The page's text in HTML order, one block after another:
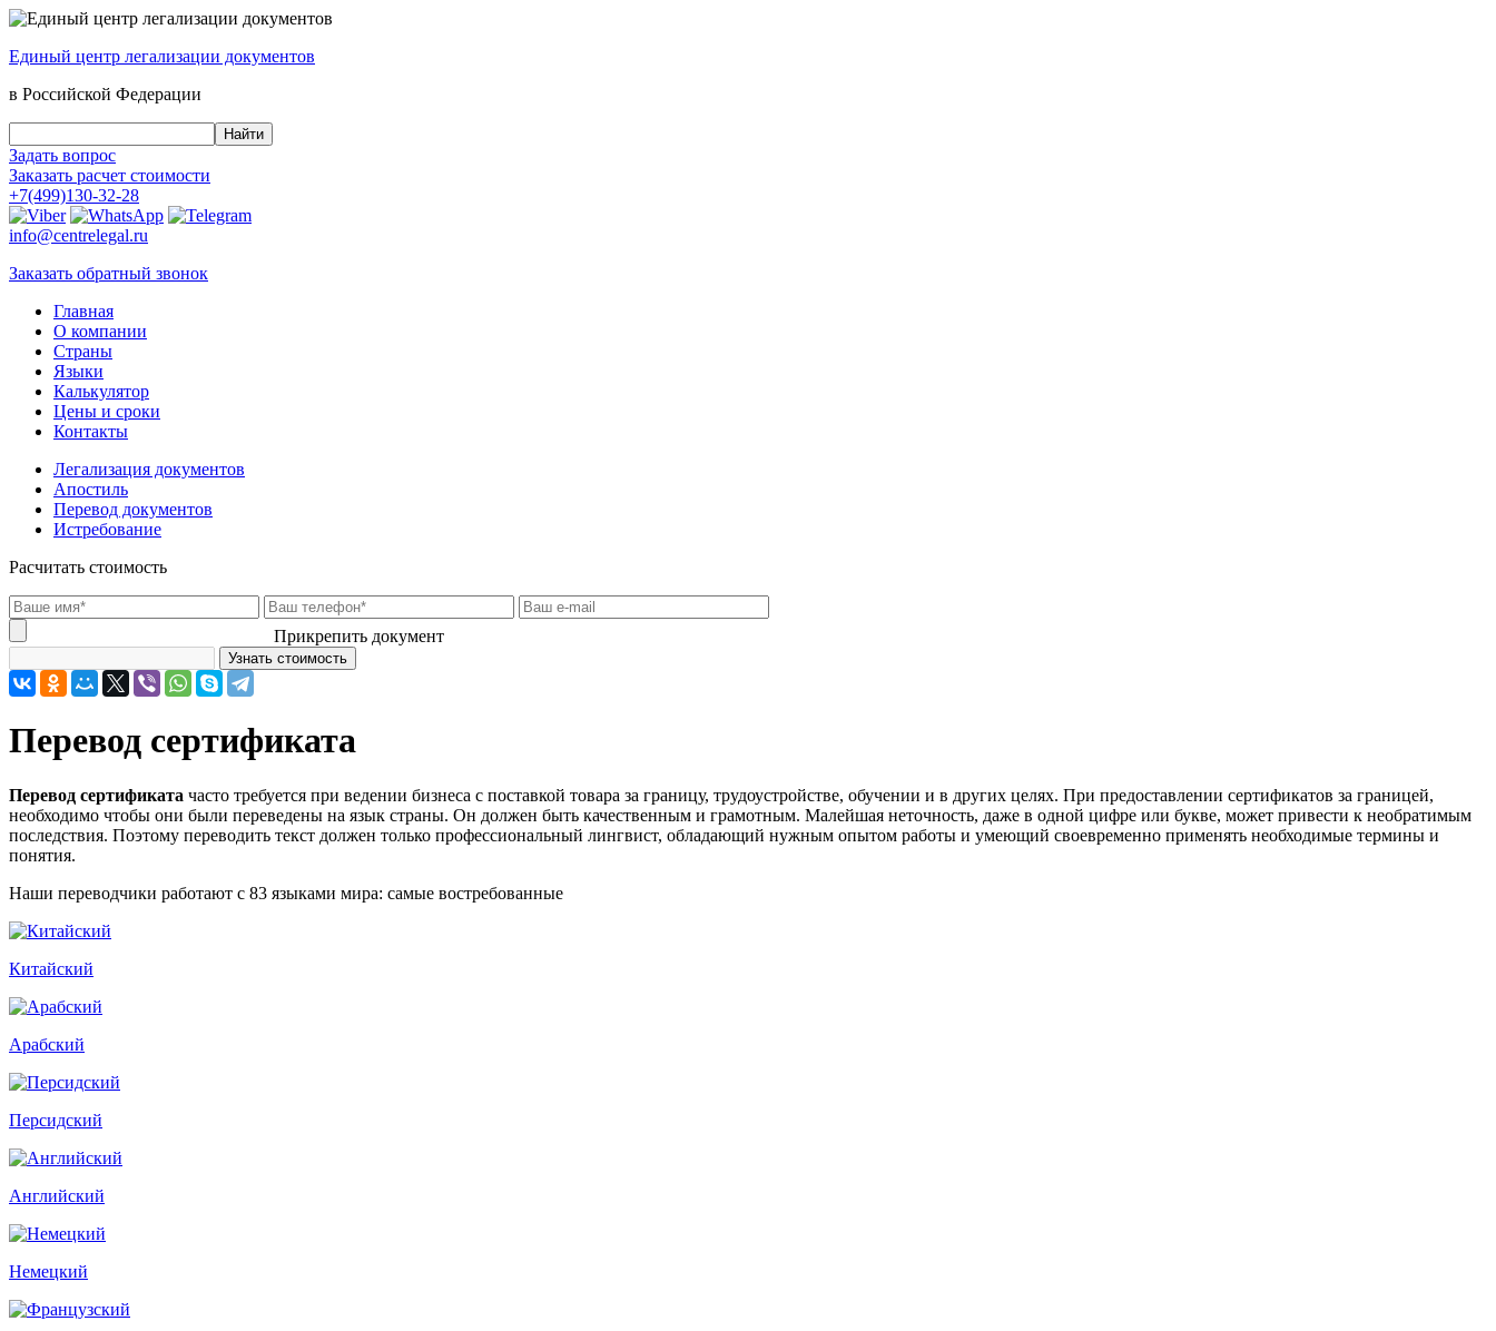
Единый центр легализации документов
в Российской Федерации
Задать вопрос
Заказать расчет стоимости
+7(499)130-32-28
info@centrelegal.ru
Заказать обратный звонок
Главная
О компании
Страны
Языки
Калькулятор
Цены и сроки
Контакты
Легализация документов
Апостиль
Перевод документов
Истребование
Расчитать стоимость
Прикрепить документ
Перевод сертификата
Перевод сертификата часто требуется при ведении бизнеса с поставкой товара за границу, трудоустройстве, обучении и в других целях. При предоставлении сертификатов за границей,
необходимо чтобы они были переведены на язык страны. Он должен быть качественным и грамотным. Малейшая неточность, даже в одной цифре или букве, может привести к необратимым
последствия. Поэтому переводить текст должен только профессиональный лингвист, обладающий нужным опытом работы и умеющий своевременно применять необходимые термины и
понятия.
Наши переводчики работают с 83 языками мира: самые востребованные
Китайский
Арабский
Персидский
Английский
Немецкий